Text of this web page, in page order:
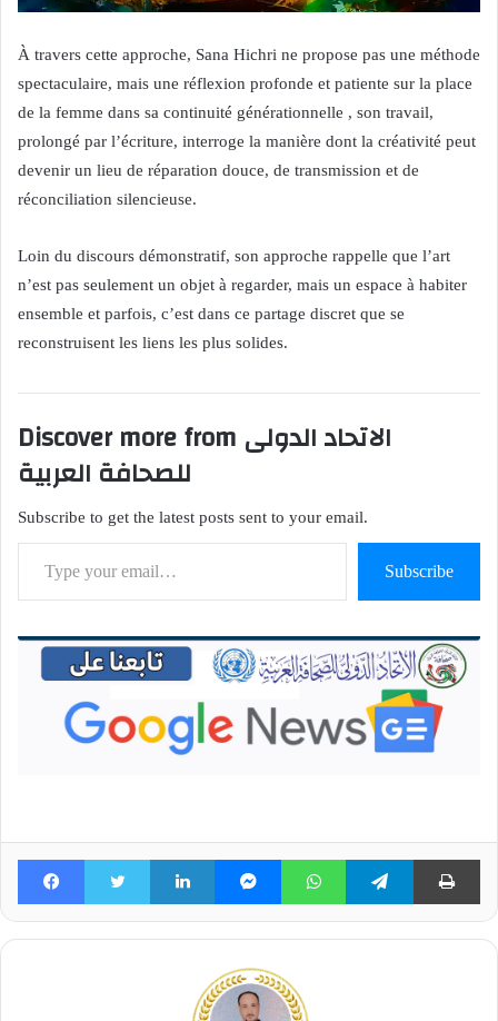
À travers cette approche, Sana Hichri ne propose pas une méthode
spectaculaire, mais une réflexion profonde et patiente sur la place
de la femme dans sa continuité générationnelle , son travail,
prolongé par l’écriture, interroge la manière dont la créativité peut
devenir un lieu de réparation douce, de transmission et de
réconciliation silencieuse.
Loin du discours démonstratif, son approche rappelle que l’art
n’est pas seulement un objet à regarder, mais un espace à habiter
ensemble et parfois, c’est dans ce partage discret que se
reconstruisent les liens les plus solides.
Discover more from الاتحاد الدولى
للصحافة العربية
Subscribe to get the latest posts sent to your email.
Type your email…
Subscribe
Facebook Twitter LinkedIn MessengerWhatsApp Telegram